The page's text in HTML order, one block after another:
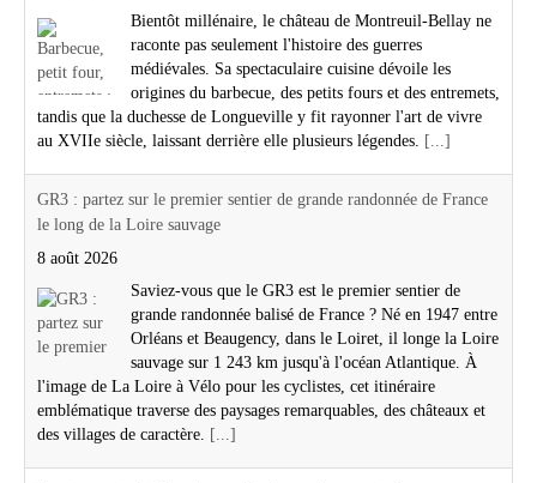
Bientôt millénaire, le château de Montreuil-Bellay ne
raconte pas seulement l'histoire des guerres
médiévales. Sa spectaculaire cuisine dévoile les
origines du barbecue, des petits fours et des entremets,
tandis que la duchesse de Longueville y fit rayonner l'art de vivre
au XVIIe siècle, laissant derrière elle plusieurs légendes. [...]
GR3 : partez sur le premier sentier de grande randonnée de France
le long de la Loire sauvage
8 août 2026
Saviez-vous que le GR3 est le premier sentier de
grande randonnée balisé de France ? Né en 1947 entre
Orléans et Beaugency, dans le Loiret, il longe la Loire
sauvage sur 1 243 km jusqu'à l'océan Atlantique. À
l'image de La Loire à Vélo pour les cyclistes, cet itinéraire
emblématique traverse des paysages remarquables, des châteaux et
des villages de caractère. [...]